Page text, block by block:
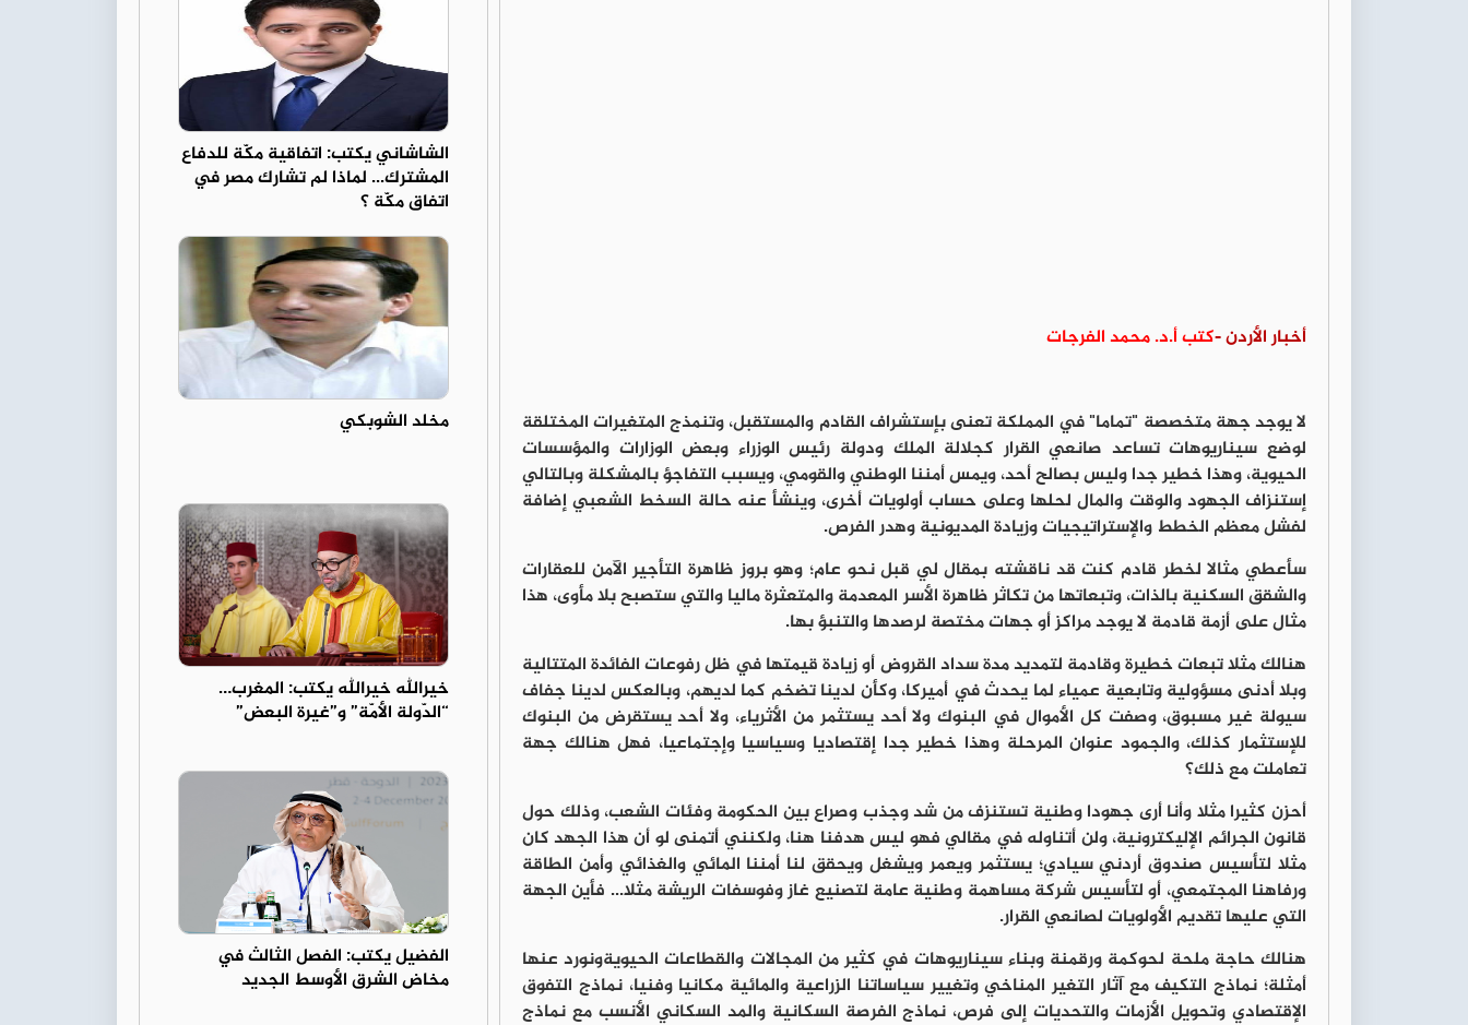
أخبار الأردن -كتب أ.د. محمد الفرجات
لا يوجد جهة متخصصة "تماما" في المملكة تعنى بإستشراف القادم والمستقبل، وتنمذج المتغيرات المختلقة
لوضع سيناريوهات تساعد صانعي القرار كجلالة الملك ودولة رئيس الوزراء وبعض الوزارات والمؤسسات
الحيوية، وهذا خطير جدا وليس بصالح أحد، ويمس أمننا الوطني والقومي، ويسبب التفاجؤ بالمشكلة وبالتالي
إستنزاف الجهود والوقت والمال لحلها وعلى حساب أولويات أخرى، وينشأ عنه حالة السخط الشعبي إضافة
لفشل معظم الخطط والإستراتيجيات وزيادة المديونية وهدر الفرص.
سأعطي مثالا لخطر قادم كنت قد ناقشته بمقال لي قبل نحو عام؛ وهو بروز ظاهرة التأجير الآمن للعقارات
والشقق السكنية بالذات، وتبعاتها من تكاثر ظاهرة الأسر المعدمة والمتعثرة ماليا والتي ستصبح بلا مأوى، هذا
مثال على أزمة قادمة لا يوجد مراكز أو جهات مختصة لرصدها والتنبؤ بها.
هنالك مثلا تبعات خطيرة وقادمة لتمديد مدة سداد القروض أو زيادة قيمتها في ظل رفوعات الفائدة المتتالية
وبلا أدنى مسؤولية وتابعية عمياء لما يحدث في أميركا، وكأن لدينا تضخم كما لديهم، وبالعكس لدينا جفاف
سيولة غير مسبوق، وصفت كل الأموال في البنوك ولا أحد يستثمر من الأثرياء، ولا أحد يستقرض من البنوك
للإستثمار كذلك، والجمود عنوان المرحلة وهذا خطير جدا إقتصاديا وسياسيا وإجتماعيا، فهل هنالك جهة
تعاملت مع ذلك؟
أحزن كثيرا مثلا وأنا أرى جهودا وطنية تستنزف من شد وجذب وصراع بين الحكومة وفئات الشعب، وذلك حول
قانون الجرائم الإليكترونية، ولن أتناوله في مقالي فهو ليس هدفنا هنا، ولكنني أتمنى لو أن هذا الجهد كان
مثلا لتأسيس صندوق أردني سيادي؛ يستثمر ويعمر ويشغل ويحقق لنا أمننا المائي والغذائي وأمن الطاقة
ورفاهنا المجتمعي، أو لتأسيس شركة مساهمة وطنية عامة لتصنيع غاز وفوسفات الريشة مثلا... فأين الجهة
التي عليها تقديم الأولويات لصانعي القرار.
هنالك حاجة ملحة لحوكمة ورقمنة وبناء سيناريوهات في كثير من المجالات والقطاعات الحيويةونورد عنها
أمثلة؛ نماذج التكيف مع آثار التغير المناخي وتغيير سياساتنا الزراعية والمائية مكانيا وفنيا، نماذج التفوق
الإقتصادي وتحويل الأزمات والتحديات إلى فرص، نماذج الفرصة السكانية والمد السكاني الأنسب مع نماذج
الشاشاني يكتب: اتفاقية مكّة للدفاع
المشترك... لماذا لم تشارك مصر في
اتفاق مكّة ؟
مخلد الشوبكي
خيرالله خيرالله يكتب: المغرب…
“الدّولة الأمّة” و”غيرة البعض”
الفضيل يكتب: الفصل الثالث في
مخاض الشرق الأوسط الجديد